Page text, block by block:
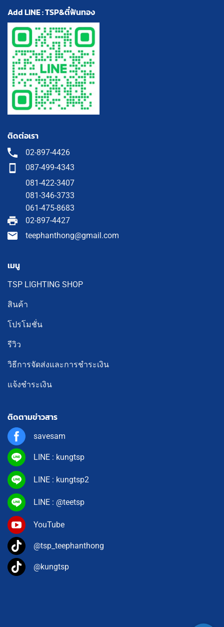
Add LINE : TSP&ตี๋ฟันทอง
ติดต่อเรา
02-897-4426
087-499-4343
081-422-3407
081-346-3733
061-475-8683
02-897-4427
teephanthong@gmail.com
เมนู
TSP LIGHTING SHOP
สินค้า
โปรโมชั่น
รีวิว
วิธีการจัดส่งและการชำระเงิน
แจ้งชำระเงิน
ติดตามข่าวสาร
savesam
LINE : kungtsp
LINE : kungtsp2
LINE : @teetsp
YouTube
@tsp_teephanthong
@kungtsp